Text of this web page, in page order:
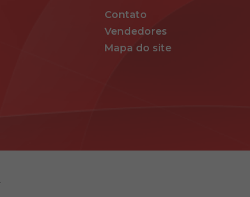
Contato
Vendedores
Mapa do site